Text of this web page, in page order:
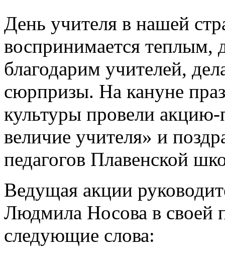
День учителя в нашей
воспринимается теплым,
благодарим учителей,
сюрпризы. На кануне
культуры провели
величие учителя» и
педагогов Плавенской
Ведущая акции
Людмила Носова в своей
следующие слова: